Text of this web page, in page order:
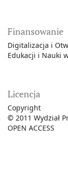
Finansowanie
Digitalizacja i
Edukacji i Nauki
Licencja
Copyright
© 2011 Wydział
OPEN ACCESS